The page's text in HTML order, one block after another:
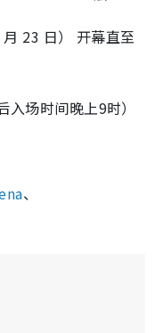
23 日） 开幕直至
场时间晚上9时）
、